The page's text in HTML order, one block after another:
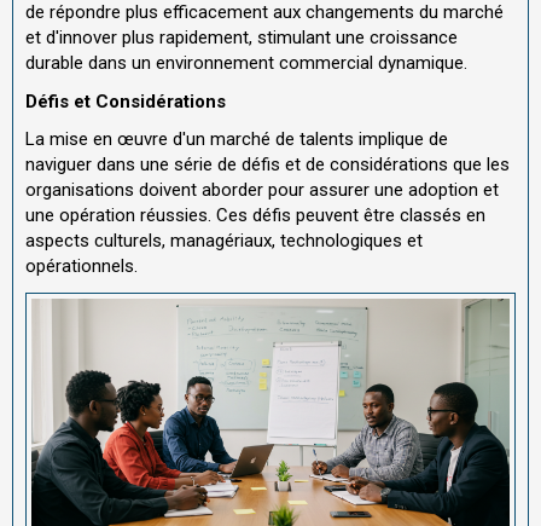
de répondre plus efficacement aux changements du marché
et d'innover plus rapidement, stimulant une croissance
durable dans un environnement commercial dynamique.
Défis et Considérations
La mise en œuvre d'un marché de talents implique de
naviguer dans une série de défis et de considérations que les
organisations doivent aborder pour assurer une adoption et
une opération réussies. Ces défis peuvent être classés en
aspects culturels, managériaux, technologiques et
opérationnels.